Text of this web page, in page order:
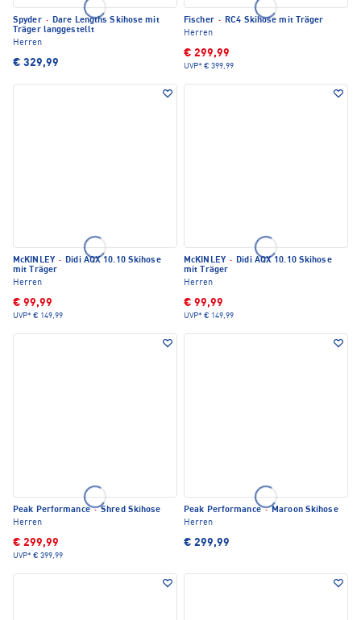
Spyder · Dare Lengths Skihose mit
Träger langgestellt
Herren
€ 329,99
Fischer · RC4 Skihose mit Träger
Herren
€ 299,99
UVP* € 399,99
McKINLEY · Didi AQX 10.10 Skihose
mit Träger
Herren
€ 99,99
UVP* € 149,99
McKINLEY · Didi AQX 10.10 Skihose
mit Träger
Herren
€ 99,99
UVP* € 149,99
Peak Performance·Shred Skihose
Herren
€ 299,99
UVP* € 399,99
Peak Performance·Maroon Skihose
Herren
€ 299,99